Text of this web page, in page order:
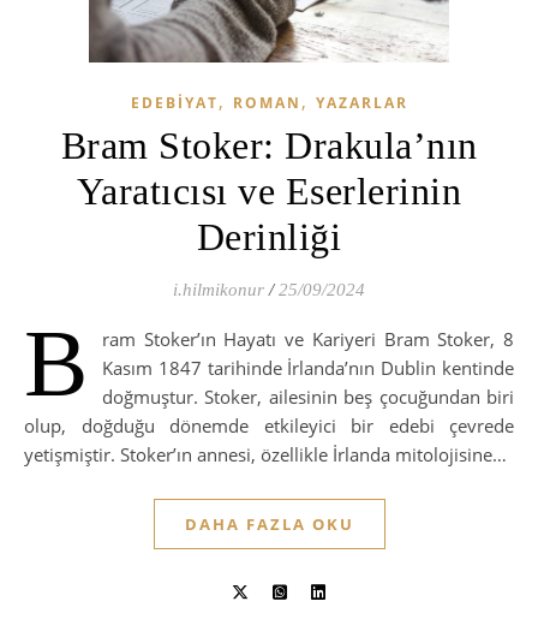
EDEBIYAT, ROMAN , YAZARLAR
Bram Stoker: Drakula’nın
Yaratıcısı ve Eserlerinin
Derinliği
i.hilmikonur / 25/09/2024
B
ram Stoker’ın Hayatı ve Kariyeri Bram Stoker, 8
Kasım 1847 tarihinde İrlanda’nın Dublin kentinde
doğmuştur. Stoker, ailesinin beş çocuğundan biri
olup, doğduğu dönemde etkileyici bir edebi çevrede
yetişmiştir. Stoker’ın annesi, özellikle İrlanda mitolojisine…
DAHA FAZLA OKU